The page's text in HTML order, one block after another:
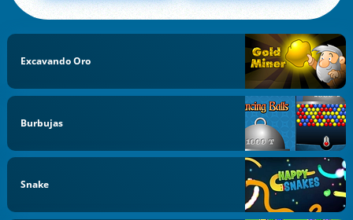
Excavando Oro
Burbujas
Snake